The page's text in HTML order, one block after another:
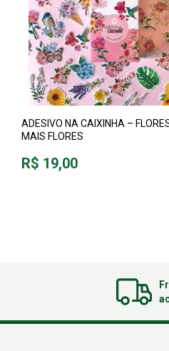
ADESIVO NA CAIXINHA –
MAIS FLORES
R$ 19,00